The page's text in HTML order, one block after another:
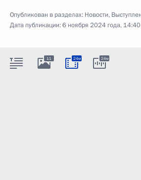
Опубликован в разделах: Новости,
Дата публикации:6 ноября 2024 года, 14:40
11 24м 24м